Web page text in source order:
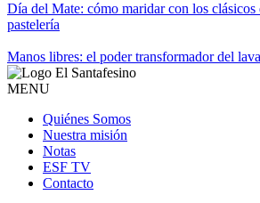
Día del Mate: cómo maridar con los clásicos
pastelería
Manos libres: el poder transformador del
MENU
Quiénes Somos
Nuestra misión
Notas
ESF TV
Contacto